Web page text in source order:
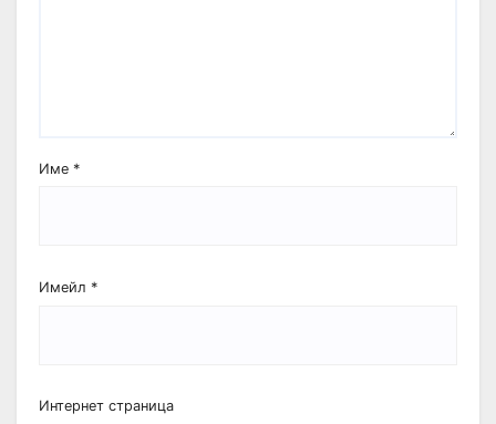
Име *
Имейл *
Интернет страница